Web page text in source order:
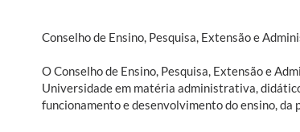
Conselho de Ensino, Pesquisa, Extensão e
O Conselho de Ensino, Pesquisa, Extensão e
Universidade em matéria administrativa,
funcionamento e desenvolvimento do ensino, da